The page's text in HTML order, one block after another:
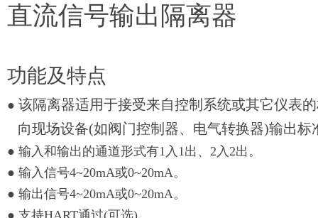
直流信号输出隔离器
功能及特点
● 该隔离器适用于接受来自控制系统或其它仪表
向现场设备(如阀门控制器、电气转换器)输出标
● 输入和输出的通道形式有1入1出、2入2出。
● 输入信号4~20mA或0~20mA。
● 输出信号4~20mA或0~20mA。
● 支持HART通过(可选)。